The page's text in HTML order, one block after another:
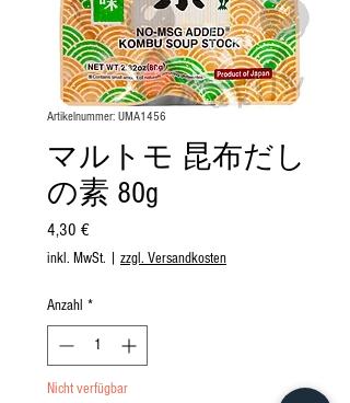
Artikelnummer: UMA1456
マルトモ 昆布だし
の素 80g
4,30 €Preis
inkl. MwSt. zzgl. Versandkosten
Anzahl *
Nicht verfügbar